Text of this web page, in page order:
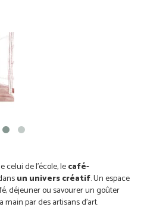
de l’école, lecafé-
un univers créatif. Un espace
déjeuner ou savourer un goûter
main par des artisans d’art.